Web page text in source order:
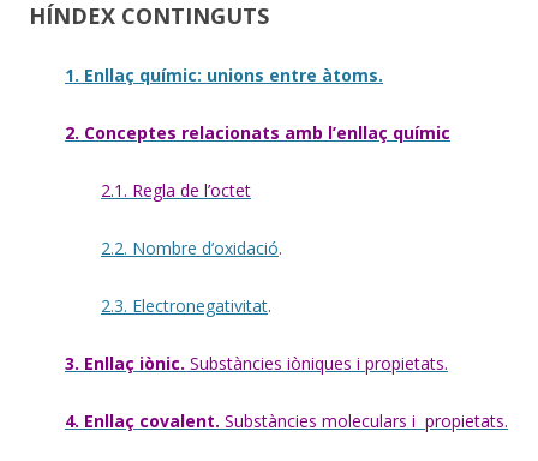
HÍNDEX CONTINGUTS
1. Enllaç químic: unions entre àtoms.
2. Conceptes relacionats amb l’enllaç químic
2.1. Regla de l’octet
2.2. Nombre d’oxidació.
2.3. Electronegativitat.
3. Enllaç iònic. Substàncies iòniques i propietats.
4. Enllaç covalent. Substàncies moleculars i propietats.